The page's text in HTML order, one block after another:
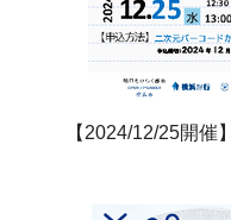
【2024/12/25開催